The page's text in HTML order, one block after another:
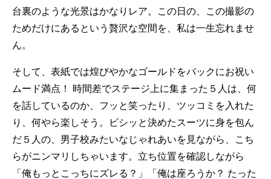
台裏のような光景はかなりレア。この日の、この撮影の
ためだけにあるという贅沢な空間を、私は一生忘れませ
ん。
そして、表紙では煌びやかなゴールドをバックにお祝い
ムード満点！ 時間差でステージ上に集まった５人は、何
を話しているのか、フッと笑ったり、ツッコミを入れた
り、何やら楽しそう。ビシッと決めたスーツに身を包ん
だ５人の、男子校みたいなじゃれあいを見ながら、こち
らがニンマリしちゃいます。立ち位置を確認しながら
「俺もっとこっちにズレる？」「俺は座ろうか？ たった